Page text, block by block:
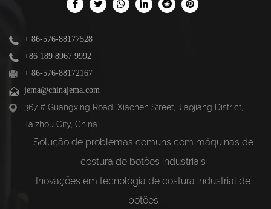
+ 86-576-88177528
+86 189 8967 9992
+ 86-576-88172167
jema@chinajema.com
367 # Guangxing Road, Xiachen Street, Jiaojiang District,
Taizhou City, China.
Solução de problemas comuns com máquinas de
costura de botões industriais
Inovações em tecnologia de costura industrial de
botões